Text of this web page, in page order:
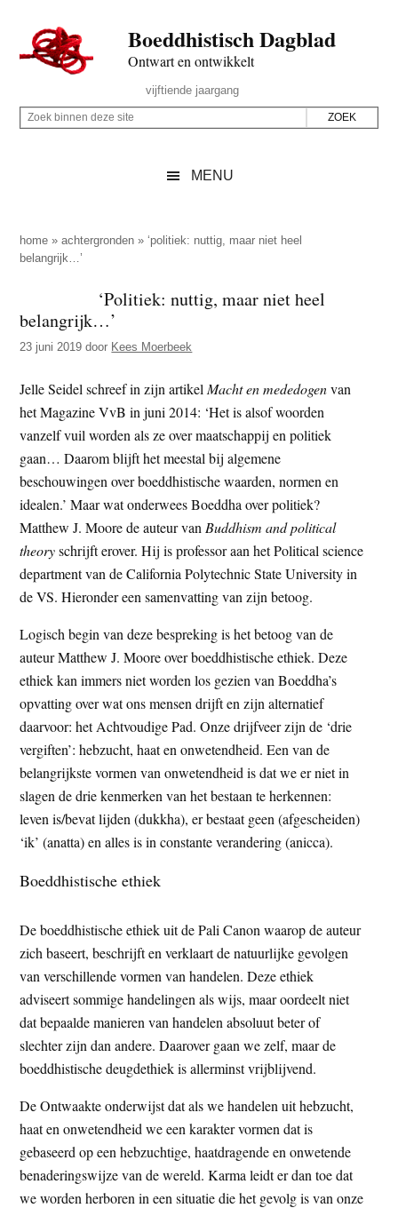
naar
de
inhoud
secondary
naar
de
sidebar
naar
de
Boeddhistisch Dagblad
Ontwart en ontwikkelt
Rechts
vijftiende jaargang
Z
p
d
z
e
i
t
e
Z
i
n
n
d
z
e
s
i
t
e
MENU
home »achtergronden »‘politiek: nuttig, maar niet heel
belangrijk…’
‘Politiek: nuttig, maar niet heel
belangrijk…’
23 juni 2019 door Kees Moerbeek
Jelle Seidel schreef in zijn artikel Macht en mededogenvan
het Magazine VvB in juni 2014: ‘Het is alsof woorden
vanzelf vuil worden als ze over maatschappij en politiek
gaan… Daarom blijft het meestal bij algemene
beschouwingen over boeddhistische waarden, normen en
idealen.’ Maar wat onderwees Boeddha over politiek?
Matthew J. Moore de auteur van Buddhism and political
theoryschrijft erover. Hij is professor aan het Political science
department van de California Polytechnic State University in
de VS. Hieronder een samenvatting van zijn betoog.
Logisch begin van deze bespreking is het betoog van de
auteur Matthew J. Moore over boeddhistische ethiek. Deze
ethiek kan immers niet worden los gezien van Boeddha’s
opvatting over wat ons mensen drijft en zijn alternatief
daarvoor: het Achtvoudige Pad. Onze drijfveer zijn de ‘drie
vergiften’: hebzucht, haat en onwetendheid. Een van de
belangrijkste vormen van onwetendheid is dat we er niet in
slagen de drie kenmerken van het bestaan te herkennen:
leven is/bevat lijden (dukkha), er bestaat geen (afgescheiden)
‘ik’ (anatta) en alles is in constante verandering (anicca).
Boeddhistische ethiek
De boeddhistische ethiek uit de Pali Canon waarop de auteur
zich baseert, beschrijft en verklaart de natuurlijke gevolgen
van verschillende vormen van handelen. Deze ethiek
adviseert sommige handelingen als wijs, maar oordeelt niet
dat bepaalde manieren van handelen absoluut beter of
slechter zijn dan andere. Daarover gaan we zelf, maar de
boeddhistische deugdethiek is allerminst vrijblijvend.
De Ontwaakte onderwijst dat als we handelen uit hebzucht,
haat en onwetendheid we een karakter vormen dat is
gebaseerd op een hebzuchtige, haatdragende en onwetende
benaderingswijze van de wereld. Karma leidt er dan toe dat
we worden herboren in een situatie die het gevolg is van onze